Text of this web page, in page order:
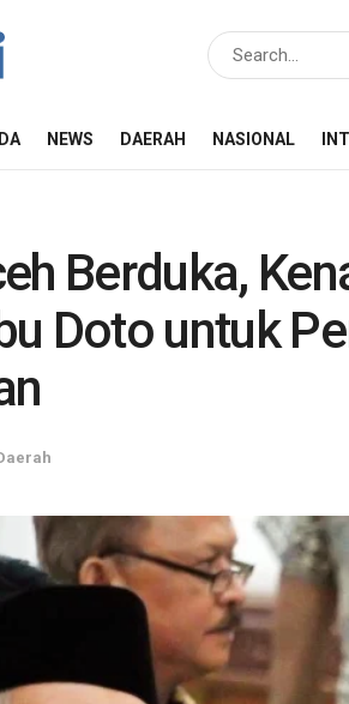
NEWS DAERAH NASIONAL
Berduka,
Doto untuk